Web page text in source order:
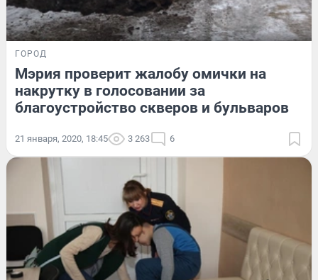
ГОРОД
Мэрия проверит жалобу омички на
накрутку в голосовании за
благоустройство скверов и бульваров
21 января, 2020, 18:45 3 263 6